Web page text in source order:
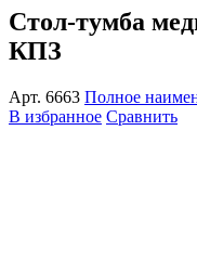
Стол-тумба
КПЗ
Арт. 6663 Полное
В избранное Сравнить